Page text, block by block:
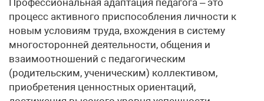
процесс активного приспособления личности к
новым условиям труда, вхождения в систему
многосторонней деятельности, общения и
взаимоотношений с педагогическим
(родительским, ученическим) коллективом,
приобретения ценностных ориентаций,